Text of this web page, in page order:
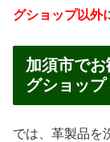
グショップ以外
加須市で
グショップ
では、革製品を